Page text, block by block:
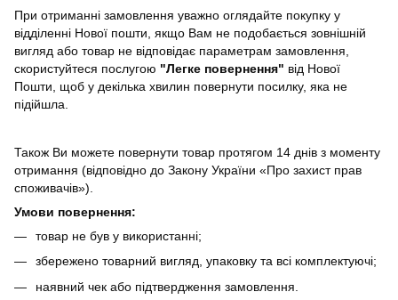
При отриманні замовлення уважно оглядайте покупку у
відділенні Нової пошти, якщо Вам не подобається зовнішній
вигляд або товар не відповідає параметрам замовлення,
скористуйтеся послугою "Легке повернення" від Нової
Пошти, щоб у декілька хвилин повернути посилку, яка не
підійшла.
Також Ви можете повернути товар протягом 14 днів з моменту
отримання (відповідно до Закону України «Про захист прав
споживачів»).
Умови повернення:
товар не був у використанні;
збережено товарний вигляд, упаковку та всі комплектуючі;
наявний чек або підтвердження замовлення.